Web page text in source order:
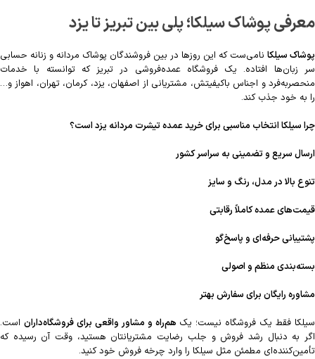
معرفی پوشاک سیلکا؛ پلی بین تبریز تا یزد
پوشاک سیلکا نامی‌ست که این روزها در بین فروشندگان پوشاک مردانه و زنانه حسابی
سر زبان‌ها افتاده. یک فروشگاه عمده‌فروشی در تبریز که توانسته با خدمات
منحصربه‌فرد و اجناس باکیفیتش، مشتریانی از اصفهان، یزد، کرمان، تهران، اهواز و…
را به خود جذب کند.
چرا سیلکا انتخاب مناسبی برای خرید عمده تیشرت مردانه یزد است؟
ارسال سریع و تضمینی به سراسر کشور
تنوع بالا در مدل، رنگ و سایز
قیمت‌های عمده کاملاً رقابتی
پشتیبانی حرفه‌ای و پاسخ‌گو
بسته‌بندی منظم و اصولی
مشاوره رایگان برای سفارش بهتر
سیلکا فقط یک فروشگاه نیست؛ یک هم‌راه و مشاور واقعی برای فروشگاه‌داران است.
اگر به دنبال رشد فروش و جلب رضایت مشتریانتان هستید، وقت آن رسیده که
تأمین‌کننده‌ای مطمئن مثل سیلکا را وارد چرخه فروش خود کنید.